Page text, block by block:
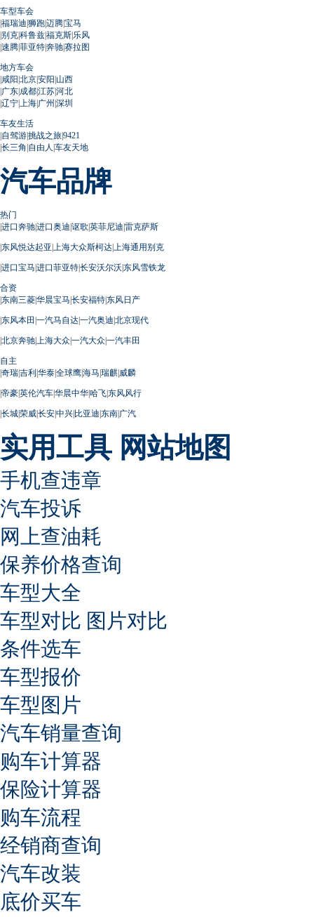
车型车会
|福瑞迪|狮跑|迈腾|宝马
|别克|科鲁兹|福克斯|乐风
|速腾|菲亚特|奔驰|赛拉图
地方车会
|咸阳|北京|安阳|山西
|广东|成都|江苏|河北
|辽宁| 上海|广州 |深圳
车友生活
|自驾游|挑战之旅|9421
|长三角 |自由人 |车友天地
汽车品牌
热门
|进口奔驰|进口奥迪|讴歌|英菲尼迪|雷克萨斯
|东风悦达起亚| 上海大众斯柯达| 上海通用别克
|进口宝马|进口菲亚特|长安沃尔沃|东风雪铁龙
合资
|东南三菱|华晨宝马|长安福特|东风日产
|东风本田 |一汽马自达|一汽奥迪|北京现代
|北京奔驰| 上海大众|一汽大众|一汽丰田
自主
|奇瑞|吉利|华泰|全球鹰|海马|瑞麒|威麟
|帝豪|英伦汽车|华晨中华|哈飞|东风风行
|长城|荣威|长安|中兴|比亚迪|东南|广汽
实用工具 网站地图
手机查违章
汽车投诉
网上查油耗
保养价格查询
车型大全
车型对比 图片对比
条件选车
车型报价
车型图片
汽车销量查询
购车计算器
保险计算器
购车流程
经销商查询
汽车改装
底价买车